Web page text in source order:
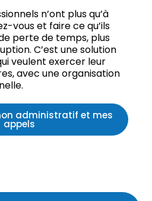
n’ont plus qu’à
vous et faire ce qu’ils
perte de temps, plus
C’est une solution
veulent exercer leur
avec une organisation
administratif et mes
appels